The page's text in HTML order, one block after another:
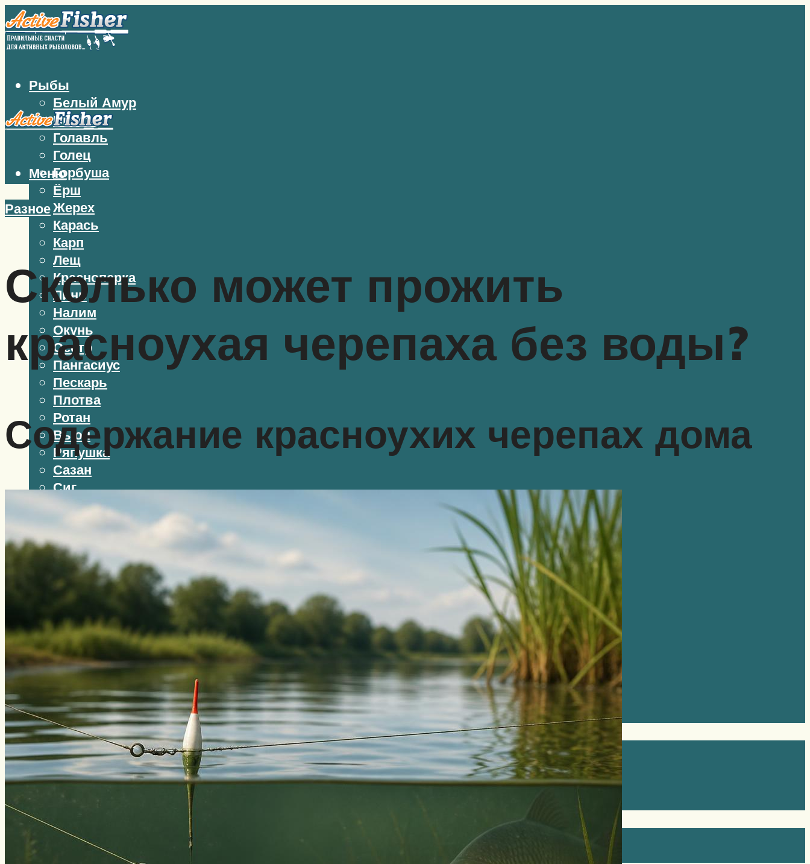
Рыбы
Белый Амур
Бычок
Голавль
Голец
Горбуша
Ёрш
Жерех
Карась
Карп
Лещ
Красноперка
Линь
Налим
Окунь
Осетр
Пангасиус
Пескарь
Плотва
Ротан
Вьюн
Ряпушка
Сазан
Сиг
Сом
Судак
Толстолобик
Угорь
Уклейка
Фидер
Форель
Хариус
Чавыча
Чехонь
Щука
Стерлядь
Семга
Снасти
Спиннинг
Блесна
Воблеры
Поплавок
Виды ловли
Зимняя рыбалка
Нахлыст
Меню
Разное
Сколько может прожить
красноухая черепаха без воды?
Содержание красноухих черепах дома